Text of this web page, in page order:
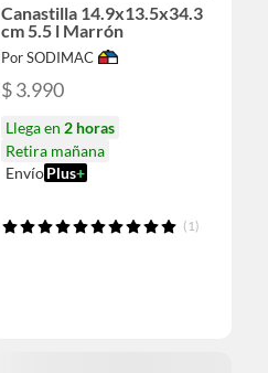
Canastilla 14.9x13.5x34.3
cm 5.5 l Marrón
Por SODIMAC
$ 3.990
Llega en 2 horas
Retira mañana
EnvíoPlus+
(1)